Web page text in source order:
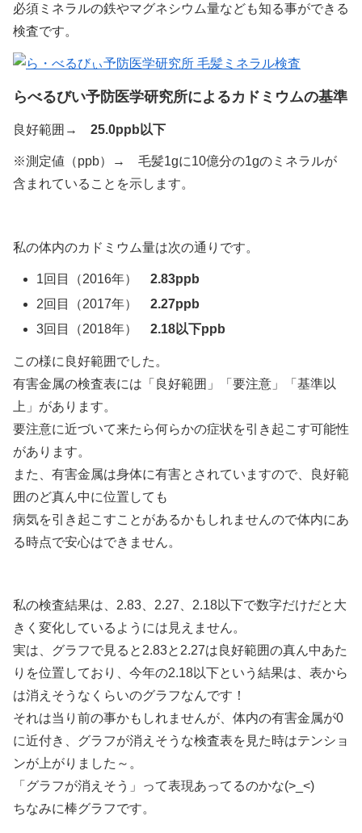
必須ミネラルの鉄やマグネシウム量なども知る事ができる
検査です。
らべるびい予防医学研究所によるカドミウムの基準
良好範囲→ 25.0ppb以下
※測定値（ppb）→ 毛髪1gに10億分の1gのミネラルが
含まれていることを示します。
私の体内のカドミウム量は次の通りです。
1回目（2016年）2.83ppb
2回目（2017年）2.27ppb
3回目（2018年）2.18以下ppb
この様に良好範囲でした。
有害金属の検査表には「良好範囲」「要注意」「基準以
上」があります。
要注意に近づいて来たら何らかの症状を引き起こす可能性
があります。
また、有害金属は身体に有害とされていますので、良好範
囲のど真ん中に位置しても
病気を引き起こすことがあるかもしれませんので体内にあ
る時点で安心はできません。
私の検査結果は、2.83、2.27、2.18以下で数字だけだと大
きく変化しているようには見えません。
実は、グラフで見ると2.83と2.27は良好範囲の真ん中あた
りを位置しており、今年の2.18以下という結果は、表から
は消えそうなくらいのグラフなんです！
それは当り前の事かもしれませんが、体内の有害金属が0
に近付き、グラフが消えそうな検査表を見た時はテンショ
ンが上がりました～。
「グラフが消えそう」って表現あってるのかな(>_<)
ちなみに棒グラフです。